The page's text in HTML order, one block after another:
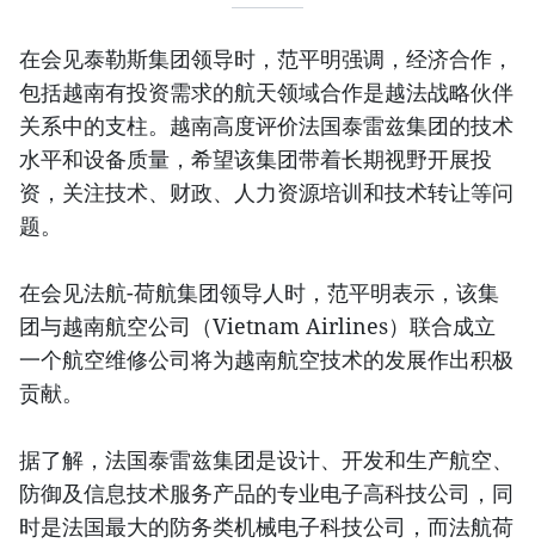
在会见泰勒斯集团领导时，范平明强调，经济合作，
包括越南有投资需求的航天领域合作是越法战略伙伴
关系中的支柱。越南高度评价法国泰雷兹集团的技术
水平和设备质量，希望该集团带着长期视野开展投
资，关注技术、财政、人力资源培训和技术转让等问
题。
在会见法航-荷航集团领导人时，范平明表示，该集
团与越南航空公司（Vietnam Airlines）联合成立
一个航空维修公司将为越南航空技术的发展作出积极
贡献。
据了解，法国泰雷兹集团是设计、开发和生产航空、
防御及信息技术服务产品的专业电子高科技公司，同
时是法国最大的防务类机械电子科技公司，而法航荷